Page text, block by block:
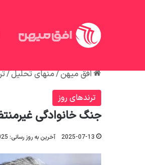
افق میهن/منهای تحلیل/
ترندهای روز
جنگ خانوادگی
2025-07-13 آخرین به روز رسانی: 2025-07-13